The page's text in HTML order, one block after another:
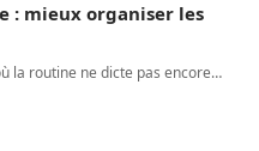
: mieux organiser les
la routine ne dicte pas encore…